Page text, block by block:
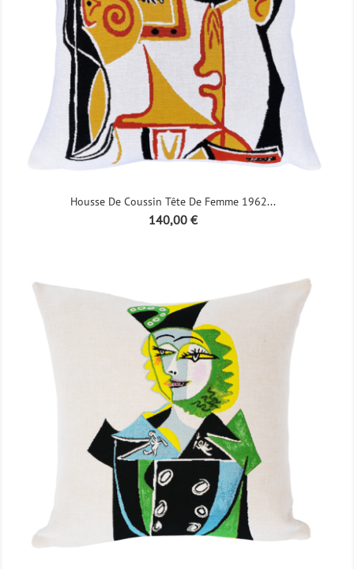
Housse De Coussin Tête De Femme 1962...
Prix
140,00 €